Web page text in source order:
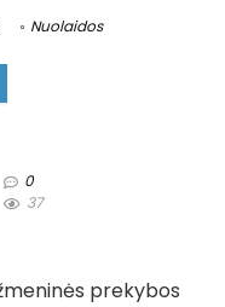
Nuolaidos
0
37
prekybos